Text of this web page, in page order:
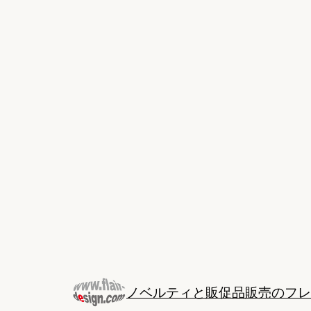
ノベルティと販促品販売のフ